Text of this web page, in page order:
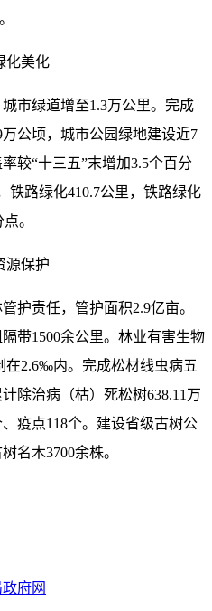
化美化
市绿道增至1.3万公里。完成
公顷，城市公园绿地建设近7
较“十三五”末增加3.5个百分
铁路绿化410.7公里，铁路绿化
。
源保护
护责任，管护面积2.9亿亩。
带1500余公里。林业有害生物
在2.6‰内。完成松材线虫病五
除治病（枯）死松树638.11万
疫点118个。建设省级古树公
名木3700余株。
府网